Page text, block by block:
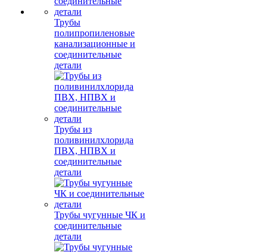
Трубы
полипропиленовые
канализационные и
соединительные
детали
Трубы из
поливинилхлорида
ПВХ, НПВХ и
соединительные
детали
Трубы чугунные ЧК и
соединительные
детали